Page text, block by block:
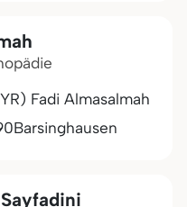
Fadi Almasalmah
Barsinghausen